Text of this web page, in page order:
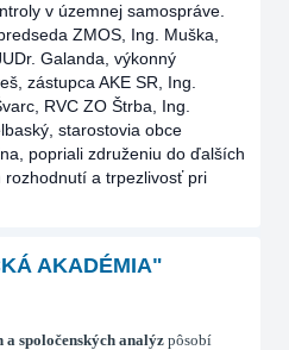
v územnej samospráve.
ZMOS, Ing. Muška,
Galanda, výkonný
zástupca AKE SR, Ing.
RVC ZO Štrba, Ing.
starostovia obce
popriali združeniu do ďalších
a trpezlivosť pri
AKADÉMIA"
spoločenských analýz pôsobí